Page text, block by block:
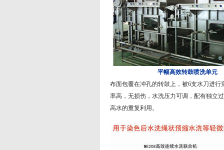
平幅高效转鼓喷洗单元
布面包覆在冲孔的转鼓上，被6支水刀进行
率高，无损伤，水洗压力可调，配有独立
高水的重复利用。